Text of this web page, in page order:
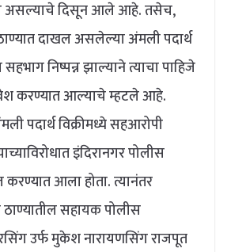
असल्याचे दिसून आले आहे. तसेच,
दाखल असलेल्या अंमली पदार्थ
सहभाग निष्पन्न झाल्याने त्याचा पाहिजे
करण्यात आल्याचे म्हटले आहे.
पदार्थ विक्रीमध्ये सहआरोपी
इंदिरानगर पोलीस
करण्यात आला होता. त्यानंतर
ठाण्यातील सहायक पोलीस
उर्फ मुकेश नारायणसिंग राजपूत